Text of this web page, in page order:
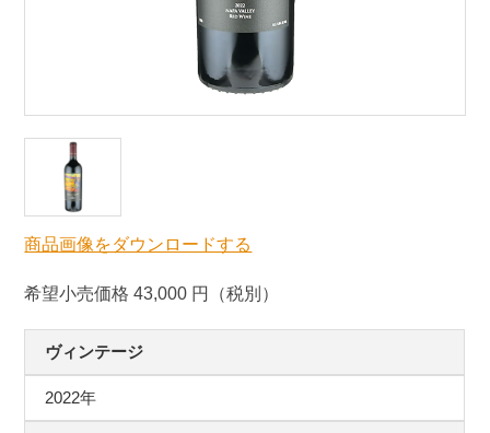
商品画像をダウンロードする
希望小売価格 43,000 円（税別）
ヴィンテージ
2022年